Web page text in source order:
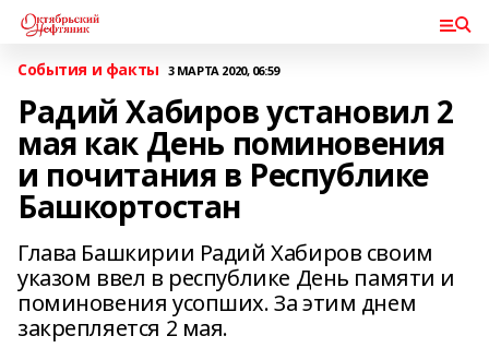
События и факты 3 МАРТА 2020, 06:59
Радий Хабиров установил 2
мая как День поминовения
и почитания в Республике
Башкортостан
Глава Башкирии Радий Хабиров своим
указом ввел в республике День памяти и
поминовения усопших. За этим днем
закрепляется 2 мая.